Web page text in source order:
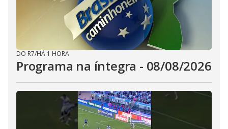
DO R7/HÁ 1 HORA
Programa na íntegra - 08/08/2026